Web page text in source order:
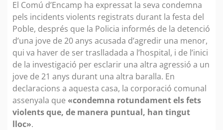
El Comú d’Encamp ha expressat la seva condemna
pels incidents violents registrats durant la festa del
Poble, després que la Policia informés de la detenció
d’una jove de 20 anys acusada d’agredir una menor,
qui va haver de ser traslladada a l’hospital, i de l’inici
de la investigació per esclarir una altra agressió a un
jove de 21 anys durant una altra baralla. En
declaracions a aquesta casa, la corporació comunal
assenyala que «condemna rotundament els fets
violents que, de manera puntual, han tingut
lloc».